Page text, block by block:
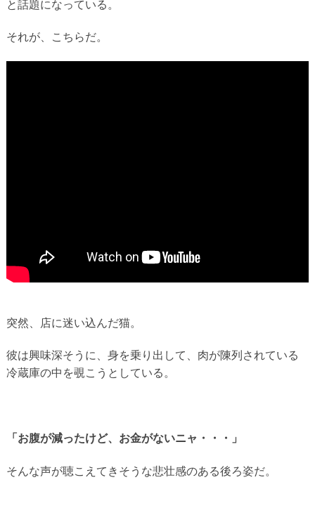
と話題になっている。
それが、こちらだ。
突然、店に迷い込んだ猫。
彼は興味深そうに、身を乗り出して、肉が陳列されている
冷蔵庫の中を覗こうとしている。
「お腹が減ったけど、お金がないニャ・・・」
そんな声が聴こえてきそうな悲壮感のある後ろ姿だ。